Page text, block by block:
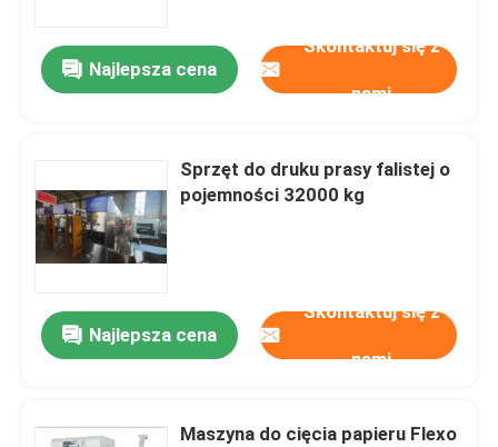
Najlepsza cena
Skontaktuj się z
nami
Sprzęt do druku prasy falistej o
pojemności 32000 kg
Najlepsza cena
Skontaktuj się z
nami
Maszyna do cięcia papieru Flexo